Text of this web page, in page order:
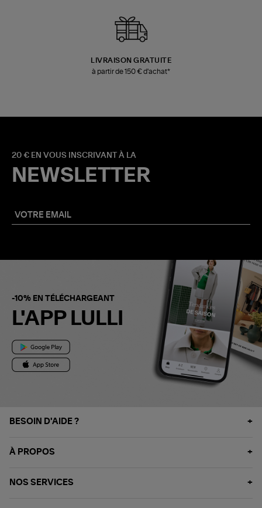
LIVRAISON GRATUITE
à partir de 150 € d'achat*
20 € EN VOUS INSCRIVANT À LA
NEWSLETTER
-10% EN TÉLÉCHARGEANT
L'APP LULLI
BESOIN D'AIDE ?
À PROPOS
NOS SERVICES